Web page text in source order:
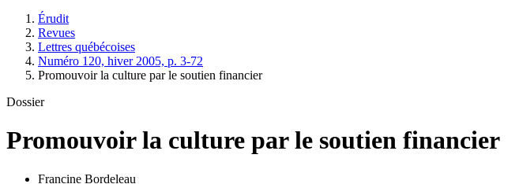
Érudit
Revues
Lettres québécoises
Numéro 120, hiver 2005, p. 3-72
Promouvoir la culture par le soutien financier
Dossier
Promouvoir la culture par le soutien financier
Francine Bordeleau